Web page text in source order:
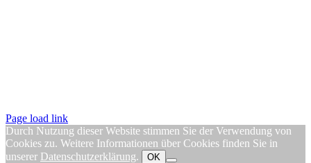
Page load link
Durch Nutzung dieser Website stimmen Sie der Verwendung von
Cookies zu. Weitere Informationen über Cookies finden Sie in
unserer Datenschutzerklärung. OK